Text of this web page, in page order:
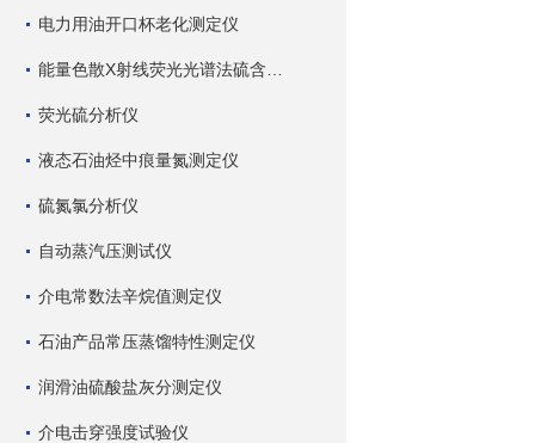
电力用油开口杯老化测定仪
荧光硫分析仪
液态石油烃中痕量氮测定仪
硫氮氯分析仪
自动蒸汽压测试仪
介电常数法辛烷值测定仪
石油产品常压蒸馏特性测定仪
润滑油硫酸盐灰分测定仪
介电击穿强度试验仪